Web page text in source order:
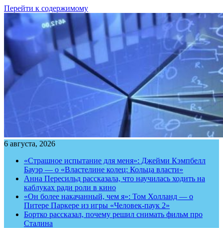
Перейти к содержимому
6 августа, 2026
«Страшное испытание для меня»: Джейми Кэмпбелл
Бауэр — о «Властелине колец: Кольца власти»
Анна Пересильд рассказала, что научилась ходить на
каблуках ради роли в кино
«Он более накачанный, чем я»: Том Холланд — о
Питере Паркере из игры «Человек-паук 2»
Бортко рассказал, почему решил снимать фильм про
Сталина